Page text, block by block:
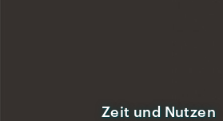
Zeit und Nutzen